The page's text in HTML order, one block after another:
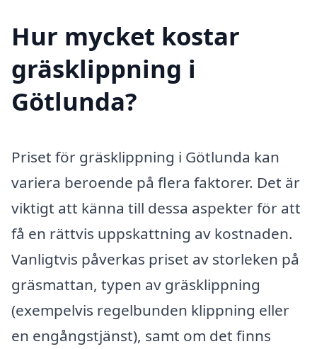
Hur mycket kostar
gräsklippning i
Götlunda?
Priset för gräsklippning i Götlunda kan
variera beroende på flera faktorer. Det är
viktigt att känna till dessa aspekter för att
få en rättvis uppskattning av kostnaden.
Vanligtvis påverkas priset av storleken på
gräsmattan, typen av gräsklippning
(exempelvis regelbunden klippning eller
en engångstjänst), samt om det finns